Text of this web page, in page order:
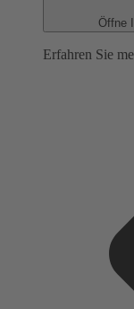
Öffne
Erfahren Sie